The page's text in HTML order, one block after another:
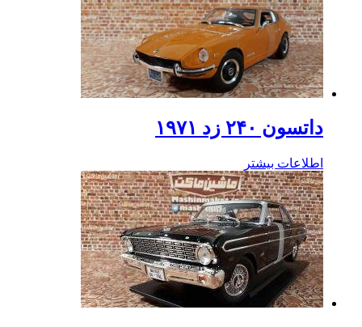
داتسون ۲۴۰ زد ۱۹۷۱
اطلاعات بیشتر